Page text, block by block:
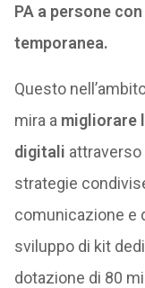
PA a persone
temporanea.
Questo
mira a migliorare
digitali
strategie
comunicazione e
sviluppo di kit
dotazione di 80